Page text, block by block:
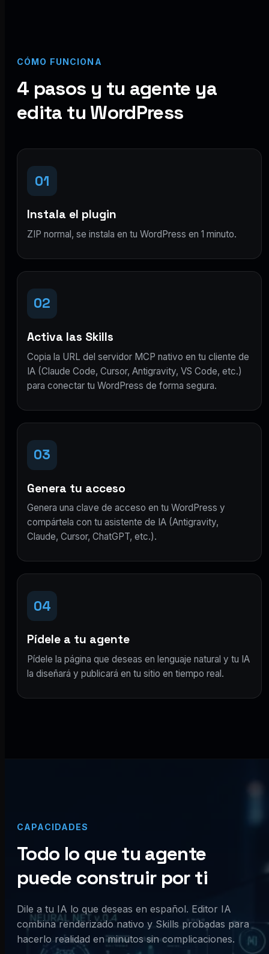
CÓMO FUNCIONA
4 pasos y tu agente ya
edita tu WordPress
01
Instala el plugin
ZIP normal, se instala en tu WordPress en 1 minuto.
02
Activa las Skills
Copia la URL del servidor MCP nativo en tu cliente de
IA (Claude Code, Cursor, Antigravity, VS Code, etc.)
para conectar tu WordPress de forma segura.
03
Genera tu acceso
Genera una clave de acceso en tu WordPress y
compártela con tu asistente de IA (Antigravity,
Claude, Cursor, ChatGPT, etc.).
04
Pídele a tu agente
Pídele la página que deseas en lenguaje natural y tu IA
la diseñará y publicará en tu sitio en tiempo real.
CAPACIDADES
Todo lo que tu agente
puede construir por ti
Dile a tu IA lo que deseas en español. Editor IA
combina renderizado nativo y Skills probadas para
hacerlo realidad en minutos sin complicaciones.